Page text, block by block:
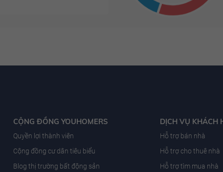
CỘNG ĐỒNG YOUHOMERS
Quyền lợi thành viên
Cộng đồng cư dân tiêu biểu
Blog thị trường bất động sản
DỊCH VỤ KHÁCH
Hỗ trợ bán nhà
Hỗ trợ cho thuê nhà
Hỗ trợ tìm mua nhà